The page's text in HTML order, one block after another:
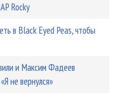
Rocky
в Black Eyed Peas, чтобы
и Максим Фадеев
не вернулся»